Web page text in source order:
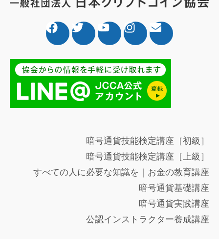
暗号通貨技能検定講座［初級］
暗号通貨技能検定講座［上級］
すべての人に必要な知識を｜お金の教育講座
暗号通貨基礎講座
暗号通貨実践講座
公認インストラクター養成講座